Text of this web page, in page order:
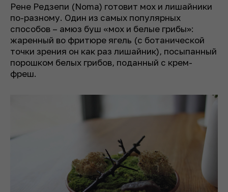
Рене Редзепи (Noma) готовит мох и лишайники
по-разному. Один из самых популярных
способов – амюз буш «мох и белые грибы»:
жаренный во фритюре ягель (с ботанической
точки зрения он как раз лишайник), посыпанный
порошком белых грибов, поданный с крем-
фреш.